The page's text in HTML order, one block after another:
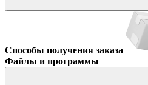
Способы получения заказа
Файлы и программы